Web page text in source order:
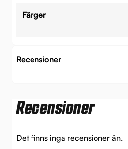
Färger
Recensioner
Recensioner
Det finns inga recensioner än.